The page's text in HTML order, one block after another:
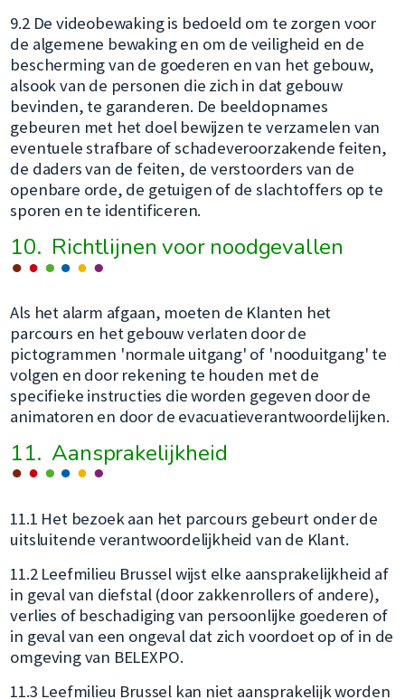
9.2 De videobewaking is bedoeld om te zorgen voor
de algemene bewaking en om de veiligheid en de
bescherming van de goederen en van het gebouw,
alsook van de personen die zich in dat gebouw
bevinden, te garanderen. De beeldopnames
gebeuren met het doel bewijzen te verzamelen van
eventuele strafbare of schadeveroorzakende feiten,
de daders van de feiten, de verstoorders van de
openbare orde, de getuigen of de slachtoffers op te
sporen en te identificeren.
10. Richtlijnen voor noodgevallen
Als het alarm afgaan, moeten de Klanten het
parcours en het gebouw verlaten door de
pictogrammen 'normale uitgang' of 'nooduitgang' te
volgen en door rekening te houden met de
specifieke instructies die worden gegeven door de
animatoren en door de evacuatieverantwoordelijken.
11. Aansprakelijkheid
11.1 Het bezoek aan het parcours gebeurt onder de
uitsluitende verantwoordelijkheid van de Klant.
11.2 Leefmilieu Brussel wijst elke aansprakelijkheid af
in geval van diefstal (door zakkenrollers of andere),
verlies of beschadiging van persoonlijke goederen of
in geval van een ongeval dat zich voordoet op of in de
omgeving van BELEXPO.
11.3 Leefmilieu Brussel kan niet aansprakelijk worden